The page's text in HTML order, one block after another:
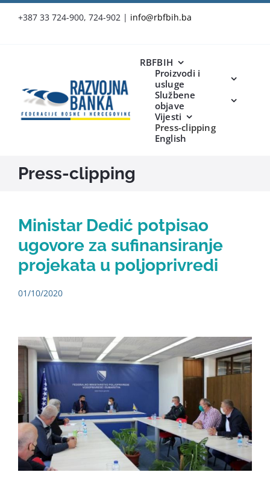
+387 33 724-900, 724-902 | info@rbfbih.ba
RBFBIH
Proizvodi i
usluge
Službene
objave
Vijesti
Press-clipping
English
Press-clipping
Ministar Dedić potpisao
ugovore za sufinansiranje
projekata u poljoprivredi
01/10/2020